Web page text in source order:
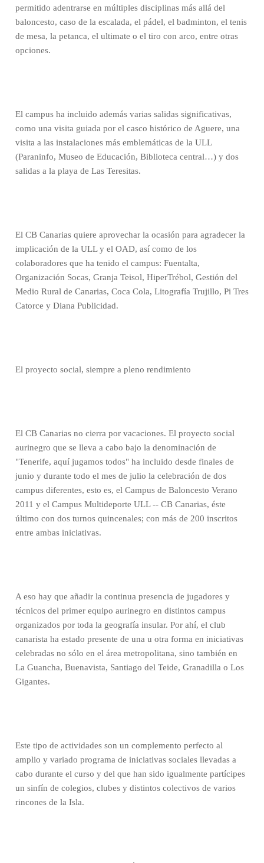
permitido adentrarse en múltiples disciplinas más allá del
baloncesto, caso de la escalada, el pádel, el badminton, el tenis
de mesa, la petanca, el ultimate o el tiro con arco, entre otras
opciones.
El campus ha incluido además varias salidas significativas,
como una visita guiada por el casco histórico de Aguere, una
visita a las instalaciones más emblemáticas de la ULL
(Paraninfo, Museo de Educación, Biblioteca central…) y dos
salidas a la playa de Las Teresitas.
El CB Canarias quiere aprovechar la ocasión para agradecer la
implicación de la ULL y el OAD, así como de los
colaboradores que ha tenido el campus: Fuentalta,
Organización Socas, Granja Teisol, HiperTrébol, Gestión del
Medio Rural de Canarias, Coca Cola, Litografía Trujillo, Pi Tres
Catorce y Diana Publicidad.
El proyecto social, siempre a pleno rendimiento
El CB Canarias no cierra por vacaciones. El proyecto social
aurinegro que se lleva a cabo bajo la denominación de
"Tenerife, aquí jugamos todos" ha incluido desde finales de
junio y durante todo el mes de julio la celebración de dos
campus diferentes, esto es, el Campus de Baloncesto Verano
2011 y el Campus Multideporte ULL -- CB Canarias, éste
último con dos turnos quincenales; con más de 200 inscritos
entre ambas iniciativas.
A eso hay que añadir la continua presencia de jugadores y
técnicos del primer equipo aurinegro en distintos campus
organizados por toda la geografía insular. Por ahí, el club
canarista ha estado presente de una u otra forma en iniciativas
celebradas no sólo en el área metropolitana, sino también en
La Guancha, Buenavista, Santiago del Teide, Granadilla o Los
Gigantes.
Este tipo de actividades son un complemento perfecto al
amplio y variado programa de iniciativas sociales llevadas a
cabo durante el curso y del que han sido igualmente partícipes
un sinfín de colegios, clubes y distintos colectivos de varios
rincones de la Isla.